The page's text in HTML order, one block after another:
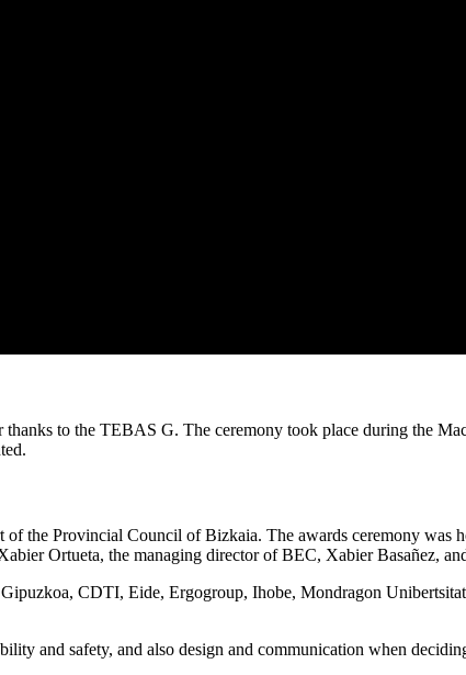
to the TEBAS G. The ceremony took place during the
the Provincial Council of Bizkaia. The awards ceremony was
Ortueta, the managing director of BEC, Xabier Basañez,
CDTI, Eide, Ergogroup, Ihobe, Mondragon
and safety, and also design and communication when